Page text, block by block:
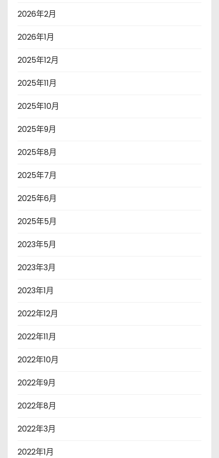
2026年2月
2026年1月
2025年12月
2025年11月
2025年10月
2025年9月
2025年8月
2025年7月
2025年6月
2025年5月
2023年5月
2023年3月
2023年1月
2022年12月
2022年11月
2022年10月
2022年9月
2022年8月
2022年3月
2022年1月